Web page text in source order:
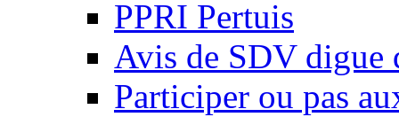
PPRI Pertuis
Avis de SDV digue
Participer ou pas